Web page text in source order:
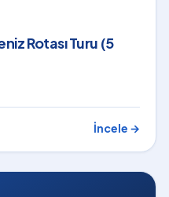
Rotası Turu (5
İncele →